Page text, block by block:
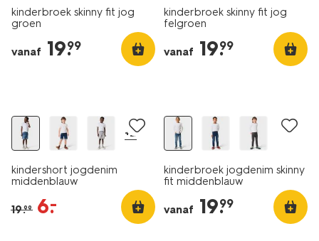
kinderbroek skinny fit jog
groen
vanaf 19.
99
kinderbroek skinny fit jog
felgroen
vanaf 19.
99
+2
kindershort jogdenim
middenblauw
19.99 6.
–
kinderbroek jogdenim skinny
fit middenblauw
vanaf 19.
99